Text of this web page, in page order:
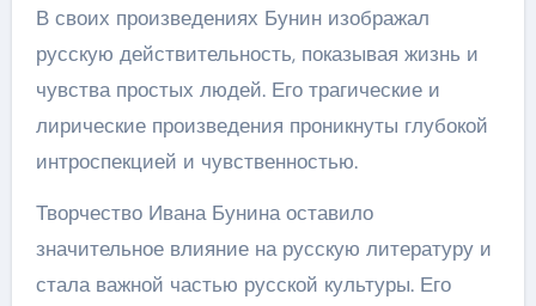
В своих произведениях Бунин изображал
русскую действительность, показывая жизнь и
чувства простых людей. Его трагические и
лирические произведения проникнуты глубокой
интроспекцией и чувственностью.
Творчество Ивана Бунина оставило
значительное влияние на русскую литературу и
стала важной частью русской культуры. Его